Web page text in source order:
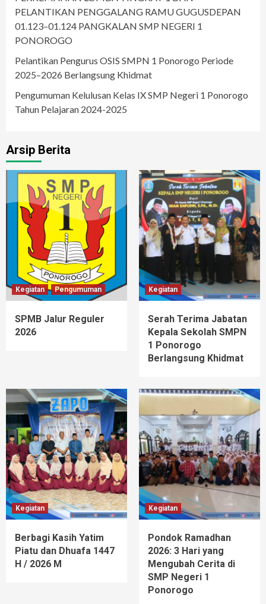
PELANTIKAN PENGGALANG RAMU GUGUSDEPAN
01.123–01.124 PANGKALAN SMP NEGERI 1
PONOROGO
Pelantikan Pengurus OSIS SMPN 1 Ponorogo Periode
2025–2026 Berlangsung Khidmat
Pengumuman Kelulusan Kelas IX SMP Negeri 1 Ponorogo
Tahun Pelajaran 2024-2025
Arsip Berita
Kegiatan Pengumuman
SPMB Jalur Reguler
2026
Kegiatan
Serah Terima Jabatan
Kepala Sekolah SMPN
1 Ponorogo
Berlangsung Khidmat
Kegiatan
Berbagi Kasih Yatim
Piatu dan Dhuafa 1447
H / 2026 M
Kegiatan
Pondok Ramadhan
2026: 3 Hari yang
Mengubah Cerita di
SMP Negeri 1
Ponorogo